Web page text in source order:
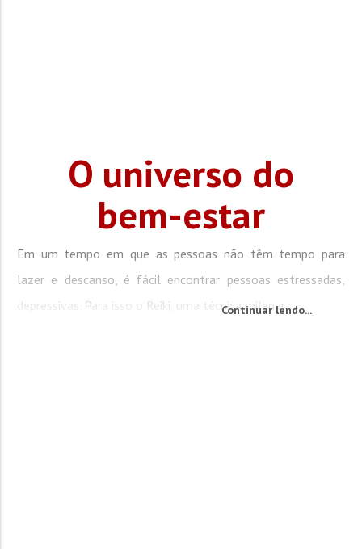
O universo do
bem-estar
Em um tempo em que as pessoas não têm tempo para
lazer e descanso, é fácil encontrar pessoas estressadas,
depressivas. Para isso o Reiki, uma técnica milenar...
Continuar lendo...